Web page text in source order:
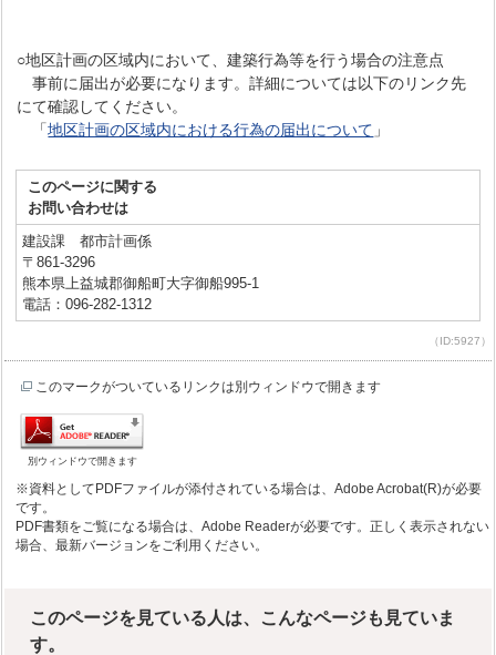
○地区計画の区域内において、建築行為等を行う場合の注意点
事前に届出が必要になります。詳細については以下のリンク先
にて確認してください。
「地区計画の区域内における行為の届出について 」
このページに関する
お問い合わせは
建設課 都市計画係
〒861-3296
熊本県上益城郡御船町大字御船995-1
電話：096-282-1312
（ID:5927）
このマークがついているリンクは別ウィンドウで開きます
別ウィンドウで開きます
※資料としてPDFファイルが添付されている場合は、Adobe Acrobat(R)が必要
です。
PDF書類をご覧になる場合は、Adobe Readerが必要です。正しく表示されない
場合、最新バージョンをご利用ください。
このページを見ている人は、こんなページも見ていま
す。